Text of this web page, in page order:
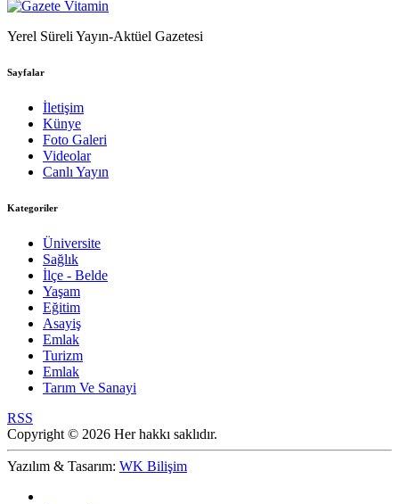
Yerel Süreli Yayın-Aktüel Gazetesi
Sayfalar
İletişim
Künye
Foto Galeri
Videolar
Canlı Yayın
Kategoriler
Üniversite
Sağlık
İlçe - Belde
Yaşam
Eğitim
Asayiş
Emlak
Turizm
Emlak
Tarım Ve Sanayi
RSS
Copyright © 2026 Her hakkı saklıdır.
Yazılım & Tasarım: WK Bilişim